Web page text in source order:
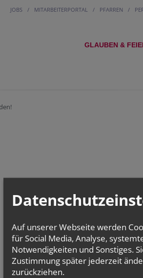
JOBS MITARBEITERPORTAL PFARREN
GLAUBEN &
Auf unserer Webseite werden
für Social Media, Analyse,
Notwendigkeiten und Sonstiges.
Zustimmung später jederzeit
zurückziehen.